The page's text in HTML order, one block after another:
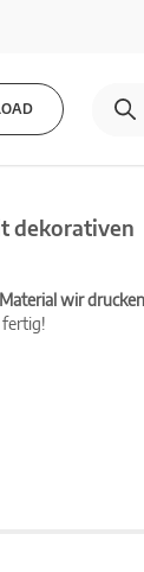
dekorativen
wir drucken
fertig!